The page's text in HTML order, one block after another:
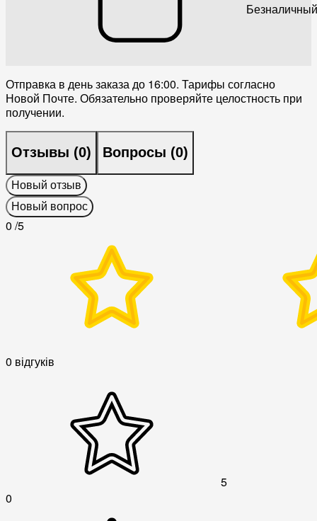
Отправка в день заказа до 16:00. Тарифы согласно
Новой Почте. Обязательно проверяйте целостность при
получении.
Отзывы (0) Вопросы (0)
Новый отзыв
Новый вопрос
0 /5
0 відгуків
5
0